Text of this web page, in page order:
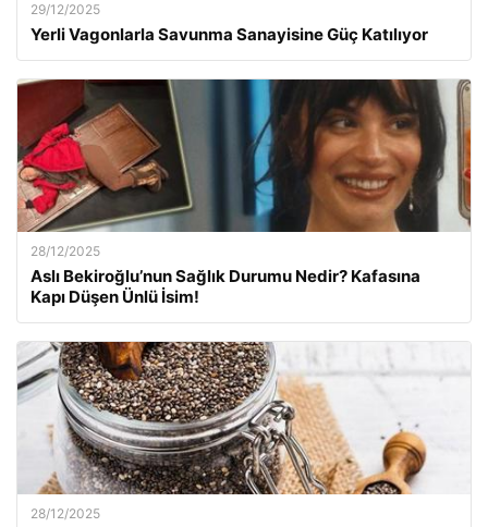
29/12/2025
Yerli Vagonlarla Savunma Sanayisine Güç Katılıyor
28/12/2025
Aslı Bekiroğlu’nun Sağlık Durumu Nedir? Kafasına
Kapı Düşen Ünlü İsim!
28/12/2025